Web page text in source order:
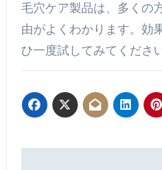
毛穴ケア製品は、多くの
由がよくわかります。効
ひ一度試してみてくださ